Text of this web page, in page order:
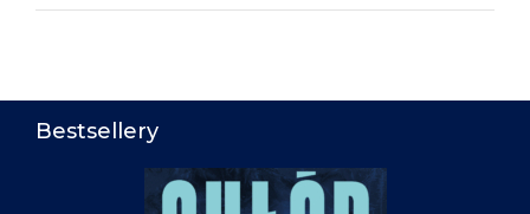
Bestsellery